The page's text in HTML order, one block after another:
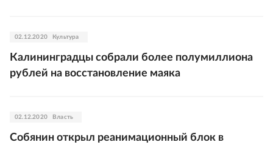
02.12.2020 Культура
Калининградцы собрали более полумиллиона
рублей на восстановление маяка
02.12.2020 Власть
Собянин открыл реанимационный блок в